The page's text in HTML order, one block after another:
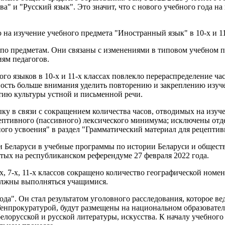
и "Русский язык". Это значит, что с нового учебного года на
изучение учебного предмета "Иностранный язык" в 10-х и
предметам. Они связаны с изменениями в типовом учебном
педагогов.
языков в 10-х и 11-х классах повлекло перераспределение
больше внимания уделить повторению и закреплению
культуры устной и письменной речи.
в связи с сокращением количества часов, отводимых на
(пассивного) лексического минимума; исключены
усвоения" в раздел "Грамматический материал для
в учебные программы по истории Беларуси и
на республиканском референдуме 27 февраля 2022 года.
х, 11-х классов сокращено количество географической
выполняться учащимися.
Он стал результатом уголовного расследования, которое
будут размещены на национальном
и русской литературы, искусства. К началу